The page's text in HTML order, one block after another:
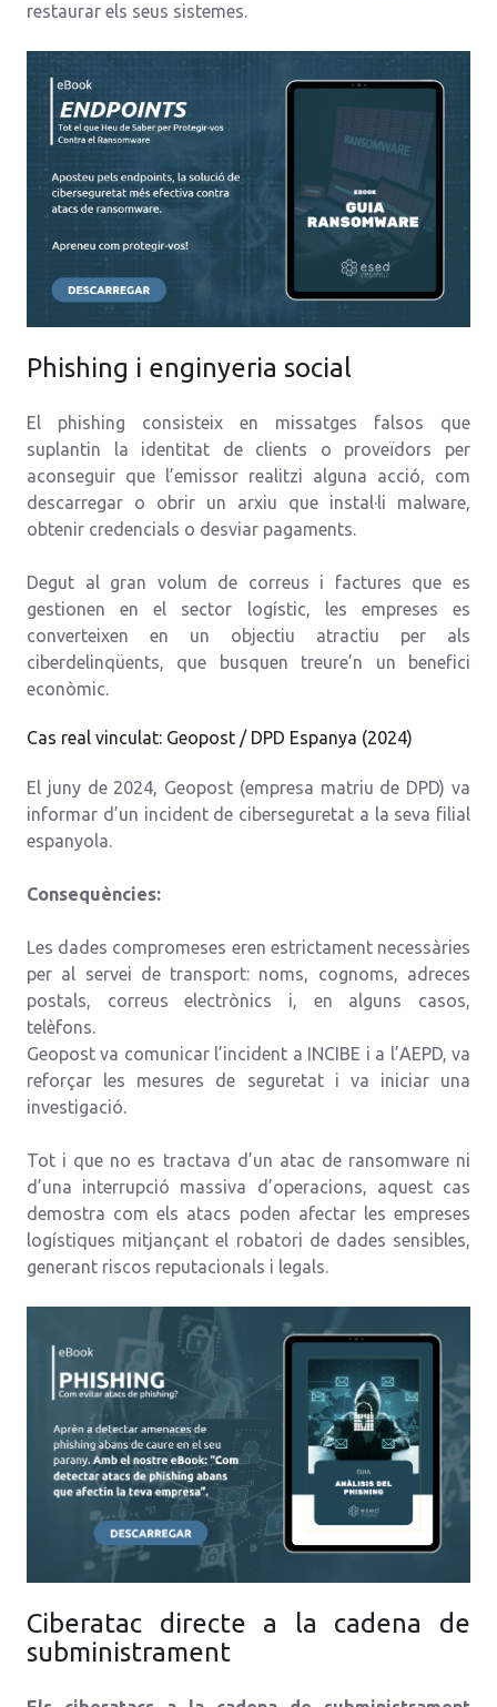
restaurar els seus sistemes.
Phishing i enginyeria social
El phishing consisteix en missatges falsos que
suplantin la identitat de clients o proveïdors per
aconseguir que l’emissor realitzi alguna acció, com
descarregar o obrir un arxiu que instal·li malware,
obtenir credencials o desviar pagaments.
Degut al gran volum de correus i factures que es
gestionen en el sector logístic, les empreses es
converteixen en un objectiu atractiu per als
ciberdelinqüents, que busquen treure’n un benefici
econòmic.
Cas real vinculat: Geopost / DPD Espanya (2024)
El juny de 2024, Geopost (empresa matriu de DPD) va
informar d’un incident de ciberseguretat a la seva filial
espanyola.
Consequències:
Les dades compromeses eren estrictament necessàries
per al servei de transport: noms, cognoms, adreces
postals, correus electrònics i, en alguns casos,
telèfons.
Geopost va comunicar l’incident a INCIBE i a l’AEPD, va
reforçar les mesures de seguretat i va iniciar una
investigació.
Tot i que no es tractava d’un atac de ransomware ni
d’una interrupció massiva d’operacions, aquest cas
demostra com els atacs poden afectar les empreses
logístiques mitjançant el robatori de dades sensibles,
generant riscos reputacionals i legals.
Ciberatac directe a la cadena de
subministrament